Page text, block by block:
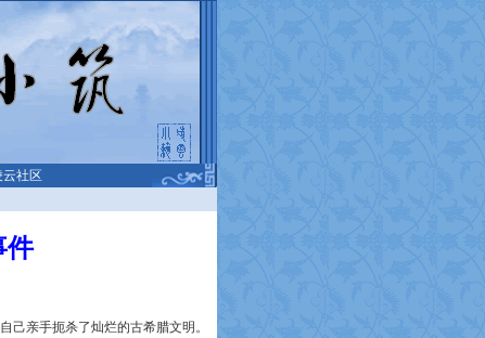
云社区
件
己亲手扼杀了灿烂的古希腊文明。